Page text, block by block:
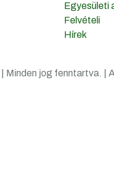
Egyesületi
Felvételi
Hírek
| Minden jog fenntartva. |